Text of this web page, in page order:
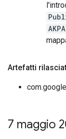
Artefatti
7 maggio